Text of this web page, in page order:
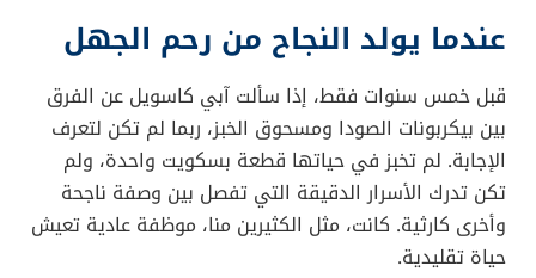
عندما يولد النجاح من رحم الجهل
قبل خمس سنوات فقط، إذا سألت آبي كاسويل عن الفرق
بين بيكربونات الصودا ومسحوق الخبز، ربما لم تكن لتعرف
الإجابة. لم تخبز في حياتها قطعة بسكويت واحدة، ولم
تكن تدرك الأسرار الدقيقة التي تفصل بين وصفة ناجحة
وأخرى كارثية. كانت، مثل الكثيرين منا، موظفة عادية تعيش
حياة تقليدية.